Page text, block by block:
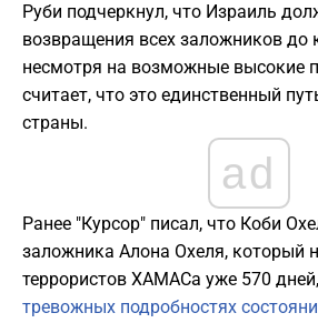
Руби подчеркнул, что Израиль
возвращения всех заложников до
несмотря на возможные высокие
считает, что это единственный
страны.
ad
Ранее "Курсор" писал, что Коби
заложника Алона Охеля, который
террористов ХАМАСа уже 570
тревожных подробностях